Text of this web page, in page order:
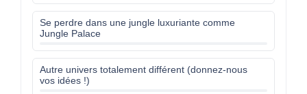
Se perdre dans une jungle luxuriante comme
Jungle Palace
Autre univers totalement différent (donnez-nous
vos idées !)